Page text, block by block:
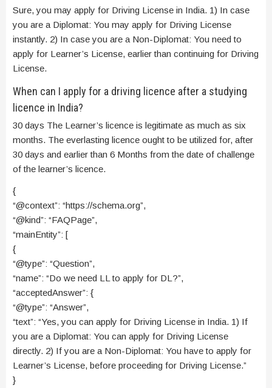
Sure, you may apply for Driving License in India. 1) In case
you are a Diplomat: You may apply for Driving License
instantly. 2) In case you are a Non-Diplomat: You need to
apply for Learner’s License, earlier than continuing for Driving
License.
When can I apply for a driving licence after a studying
licence in India?
30 days The Learner’s licence is legitimate as much as six
months. The everlasting licence ought to be utilized for, after
30 days and earlier than 6 Months from the date of challenge
of the learner’s licence.
{
“@context”: “https://schema.org”,
“@kind”: “FAQPage”,
“mainEntity”: [
{
“@type”: “Question”,
“name”: “Do we need LL to apply for DL?”,
“acceptedAnswer”: {
“@type”: “Answer”,
“text”: “Yes, you can apply for Driving License in India. 1) If
you are a Diplomat: You can apply for Driving License
directly. 2) If you are a Non-Diplomat: You have to apply for
Learner’s License, before proceeding for Driving License.”
}